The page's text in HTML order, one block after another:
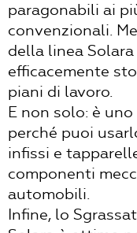
paragonabili ai
convenzionali.
della linea
efficacemente
piani di lavoro.
E non solo: è
perché puoi
infissi e
componenti
automobili.
Infine, lo